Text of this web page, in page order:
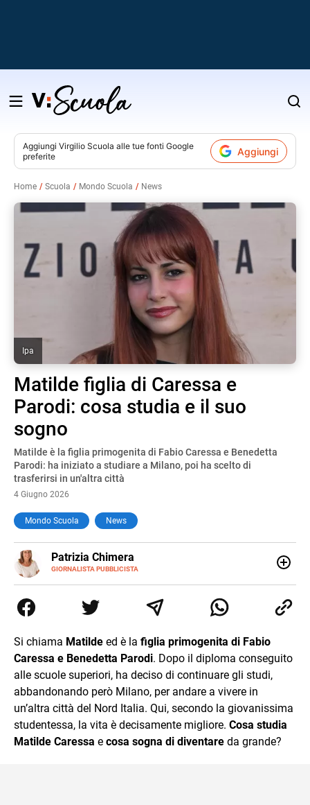
Salta
contenuto
Aggiungi Virgilio Scuola alle tue fonti Google
preferite
Aggiungi
Home Scuola Mondo Scuola News
Ipa
Matilde figlia di Caressa e
Parodi: cosa studia e il suo
sogno
Matilde è la figlia primogenita di Fabio Caressa e Benedetta
Parodi: ha iniziato a studiare a Milano, poi ha scelto di
trasferirsi in un'altra città
4 Giugno 2026
Mondo Scuola News
Patrizia Chimera
GIORNALISTA PUBBLICISTA
E-
MAIL
LINKEDIN
collaborato con grandi gruppi editoriali e agenzie di
comunicazione specializzandosi nella scrittura di articoli
Si chiama Matilde ed è la figlia primogenita di Fabio
Caressa e Benedetta Parodi. Dopo il diploma conseguito
alle scuole superiori, ha deciso di continuare gli studi,
abbandonando però Milano, per andare a vivere in
un’altra città del Nord Italia. Qui, secondo la giovanissima
studentessa, la vita è decisamente migliore. Cosa studia
Matilde Caressa e cosa sogna di diventare da grande?